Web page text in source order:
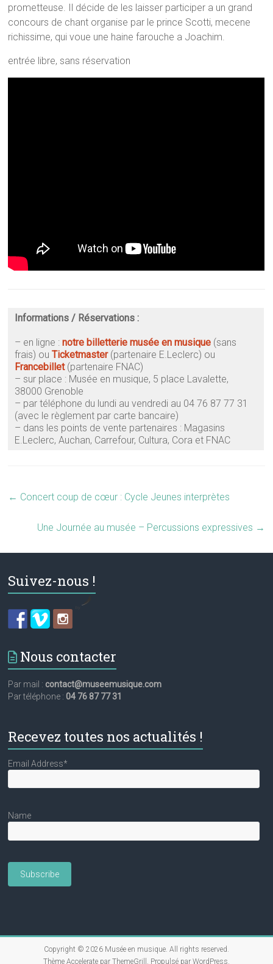
prometteuse. Il décide de les laisser participer a un grand
concours de chant organise par le prince Scotti, mecene
richissime, qui voue une haine farouche a Joachim.
entrée libre, sans réservation
Informations / Réservations :
– en ligne :notre billetterie musée en musique (sans
frais) ouTicketmaster(partenaire E.Leclerc) ou
Francebillet (partenaire FNAC)
– sur place : Musée en musique, 5 place Lavalette,
38000 Grenoble
– par téléphone du lundi au vendredi au 04 76 87 77 31
(avec le règlement par carte bancaire)
– dans les points de vente partenaires : Magasins
E.Leclerc, Auchan, Carrefour, Cultura, Cora et FNAC
← Concert coup de cœur : Cycle Jeunes interprètes
Une Journée au musée – Percussions expressives →
Suivez-nous !
Nous contacter
Par mail :contact@museemusique.com
Par téléphone :04 76 87 77 31
Recevez toutes nos actualités !
Email Address*
Name
Copyright © 2026 Musée en musique. All rights reserved.
Thème Acceleratepar ThemeGrill. Propulsé par WordPress